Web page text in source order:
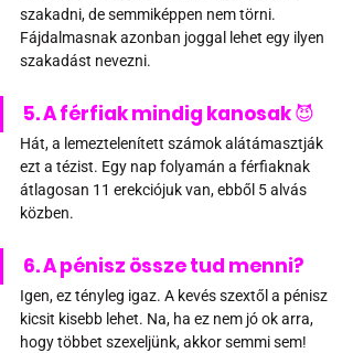
szakadni, de semmiképpen nem törni.
Fájdalmasnak azonban joggal lehet egy ilyen
szakadást nevezni.
5. A férfiak mindig kanosak 😈
Hát, a lemeztelenített számok alátámasztják
ezt a tézist. Egy nap folyamán a férfiaknak
átlagosan 11 erekciójuk van, ebből 5 alvás
közben.
6. A pénisz össze tud menni?
Igen, ez tényleg igaz. A kevés szextől a pénisz
kicsit kisebb lehet. Na, ha ez nem jó ok arra,
hogy többet szexeljünk, akkor semmi sem!